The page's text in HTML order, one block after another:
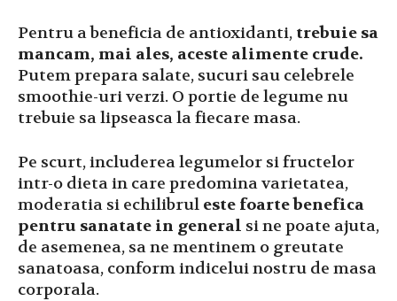
Pentru a beneficia de antioxidanti, trebuie sa
mancam, mai ales, aceste alimente crude.
Putem prepara salate, sucuri sau celebrele
smoothie-uri verzi. O portie de legume nu
trebuie sa lipseasca la fiecare masa.
Pe scurt, includerea legumelor si fructelor
intr-o dieta in care predomina varietatea,
moderatia si echilibrul este foarte benefica
pentru sanatate in general si ne poate ajuta,
de asemenea, sa ne mentinem o greutate
sanatoasa, conform indicelui nostru de masa
corporala.